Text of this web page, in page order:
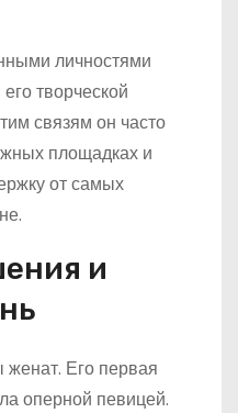
личностями
творческой
связям он часто
площадках и
от самых
и
Его первая
оперной певицей.